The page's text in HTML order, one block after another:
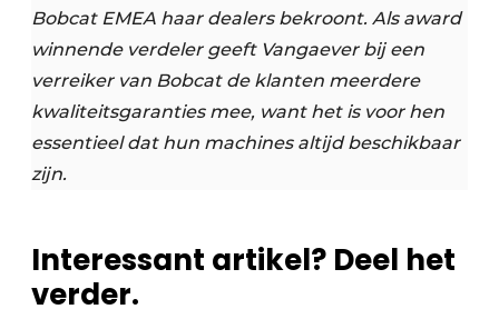
Bobcat EMEA haar dealers bekroont. Als award
winnende verdeler geeft Vangaever bij een
verreiker van Bobcat de klanten meerdere
kwaliteitsgaranties mee, want het is voor hen
essentieel dat hun machines altijd beschikbaar
zijn.
Interessant artikel? Deel het
verder.